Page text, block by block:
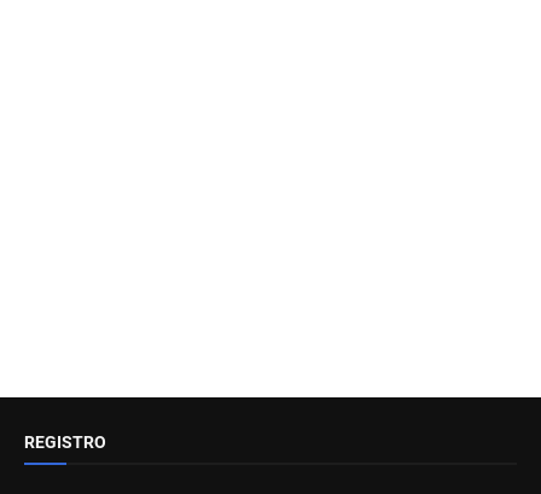
REGISTRO